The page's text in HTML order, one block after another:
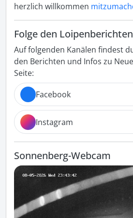
herzlich willkommen
Folge den
Auf folgenden Kanälen findest
den Berichten und Infos zu
Seite:
Facebook
Instagram
Sonnenberg-Webcam